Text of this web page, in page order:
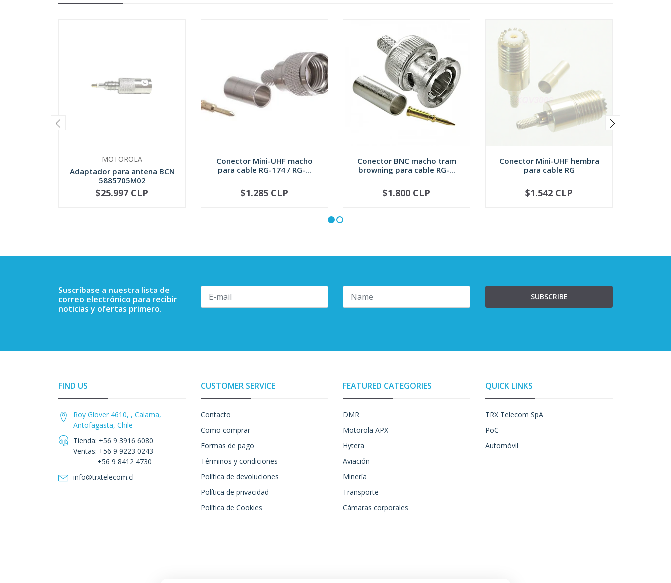
MOTOROLA
Adaptador para antena BCN
5885705M02
NOT AVAILABLE
$25.997 CLP
Conector Mini-UHF macho
para cable RG-174 / RG-...
+
$1.285 CLP
Conector BNC macho tram
browning para cable RG-...
+
$1.800 CLP
Conector Mini-UHF hembra
para cable RG
NOT AVAILABLE
$1.542 CLP
Suscríbase a nuestra lista de
correo electrónico para recibir
noticias y ofertas primero.
SUBSCRIBE
FIND US
Roy Glover 4610, , Calama,
Antofagasta, Chile
Tienda: +56 9 3916 6080
Ventas: +56 9 9223 0243
+56 9 8412 4730
info@trxtelecom.cl
CUSTOMER SERVICE
Contacto
Como comprar
Formas de pago
Términos y condiciones
Política de devoluciones
Política de privacidad
Política de Cookies
FEATURED CATEGORIES
DMR
Motorola APX
Hytera
Aviación
Minería
Transporte
Cámaras corporales
QUICK LINKS
TRX Telecom SpA
PoC
Automóvil